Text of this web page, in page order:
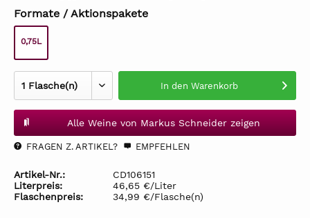
Formate / Aktionspakete
0,75L
In den Warenkorb
Alle Weine von Markus Schneider zeigen
FRAGEN Z. ARTIKEL? EMPFEHLEN
Artikel-Nr.:
CD106151
Literpreis:
46,65 €/Liter
Flaschenpreis:
34,99 €/Flasche(n)